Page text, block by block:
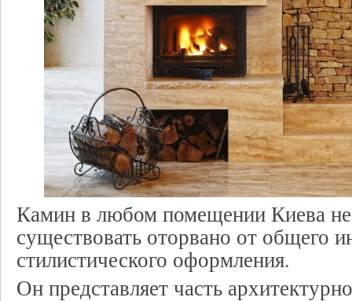
Камин в любом помещении Киева
существовать оторвано от общего
стилистического оформления.
Он представляет часть